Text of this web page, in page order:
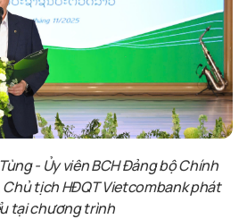
- Ủy viên BCH Đảng bộ Chính
Chủ tịch HĐQT Vietcombank phát
tại chương trình